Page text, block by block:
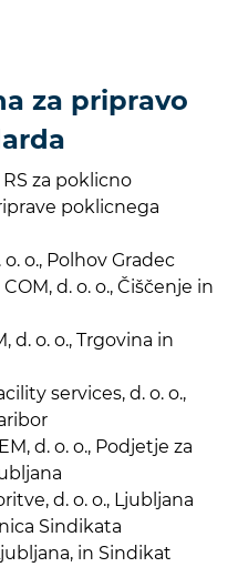
za pripravo
za poklicno
poklicnega
o. o., Polhov Gradec
d. o. o., Čiščenje in
d. o. o., Trgovina in
services, d. o. o.,
d. o. o., Podjetje za
d. o. o., Ljubljana
Sindikata
in Sindikat